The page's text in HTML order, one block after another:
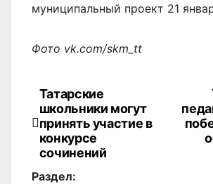
муниципальный проект 21
Фото vk.com/skm_tt
Навигация
по
записям
Татарские
школьники могут
принять участие в
конкурсе
сочинений
Раздел: